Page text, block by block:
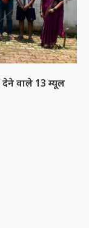
देने वाले 13 म्यूल